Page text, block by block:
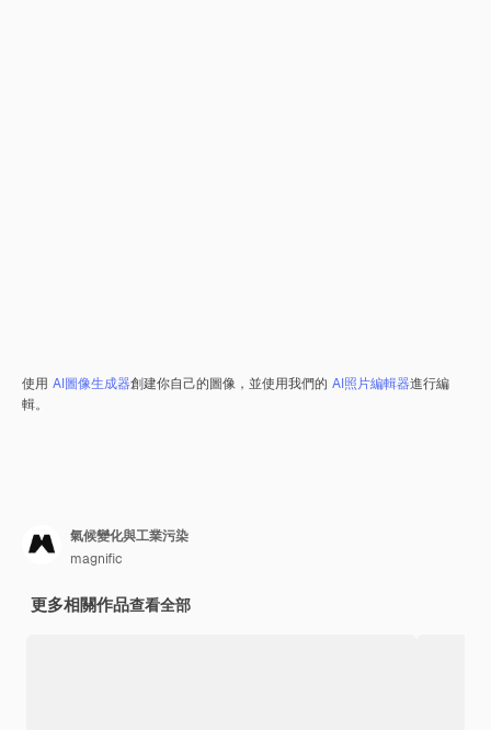
使用 AI圖像生成器創建你自己的圖像，並使用我們的 AI照片編輯器進行編
輯。
氣候變化與工業污染
magnific
更多相關作品查看全部